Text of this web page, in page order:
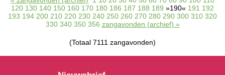
120 130 140 150 160 170 180 186 187 188 189 »190« 191 192
193 194 200 210 220 230 240 250 260 270 280 290 300 310 320
330 340 350 356 zangavonden (archief) »
(Totaal 7111 zangavonden)